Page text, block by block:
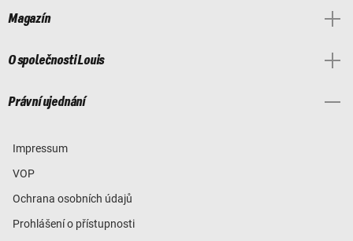
Magazín
O společnosti Louis
Právní ujednání
Impressum
VOP
Ochrana osobních údajů
Prohlášení o přístupnosti